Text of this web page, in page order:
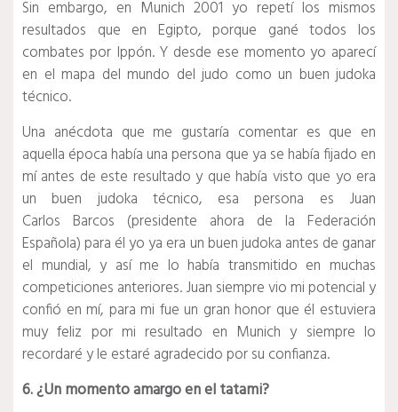
Sin embargo, en Munich 2001 yo repetí los mismos
resultados que en Egipto, porque gané todos los
combates por Ippón. Y desde ese momento yo aparecí
en el mapa del mundo del judo como un buen judoka
técnico.
Una anécdota que me gustaría comentar es que en
aquella época había una persona que ya se había fijado en
mí antes de este resultado y que había visto que yo era
un buen judoka técnico, esa persona es Juan
Carlos Barcos (presidente ahora de la Federación
Española) para él yo ya era un buen judoka antes de ganar
el mundial, y así me lo había transmitido en muchas
competiciones anteriores. Juan siempre vio mi potencial y
confió en mí, para mi fue un gran honor que él estuviera
muy feliz por mi resultado en Munich y siempre lo
recordaré y le estaré agradecido por su confianza.
6. ¿Un momento amargo en el tatami?